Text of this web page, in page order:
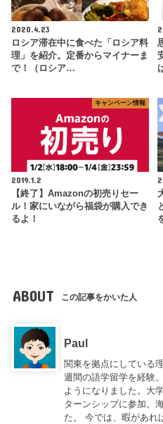
2020.4.23
ロシア滞在中に食べた「ロシア料
理」を紹介。定番からマイナーま
で！（ロシア…
キャンペーン情報
2019.1.2
【終了】Amazonの初売りセー
ル！家にいながら福袋が購入でき
るよ！
ABOUT この記事をかいた人
Paul
関東を拠点にしている
週間の語学留学を経験
ようになりました。大
ターンシップに参加。
た。 今では、暇があれ